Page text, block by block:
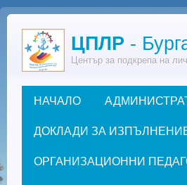
Премини към основното съдържание
ЦПЛР -
Център за подкрепа на
Основно меню
НАЧАЛО
ДОКЛАДИ ЗА
ОРГАНИЗАЦИОННИ